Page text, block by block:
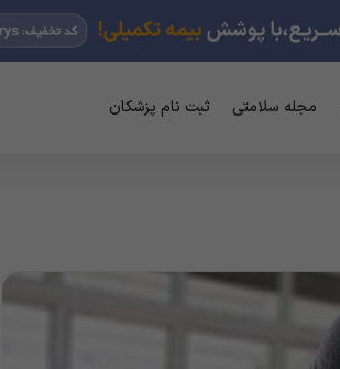
مجله سلامتی ثبت نام پزشکان